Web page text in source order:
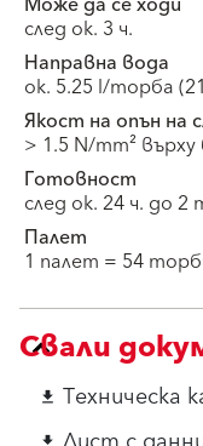
след ок. 3 ч.
Направна вода
ок. 5.25 l/торба
Якост на опън на
> 1.5 N/mm²
Готовност
след ок. 24 ч. до 2
Палет
1 палет = 54
Свали
download Техническа
download